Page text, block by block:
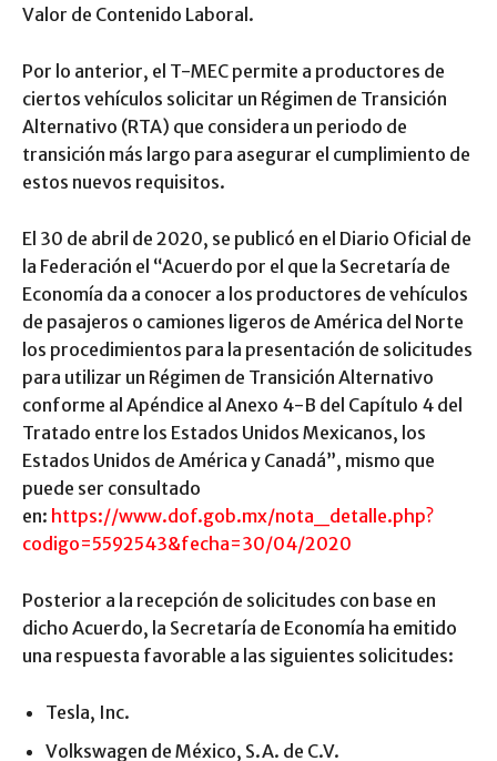
Valor de Contenido Laboral.
Por lo anterior, el T-MEC permite a productores de
ciertos vehículos solicitar un Régimen de Transición
Alternativo (RTA) que considera un periodo de
transición más largo para asegurar el cumplimiento de
estos nuevos requisitos.
El 30 de abril de 2020, se publicó en el Diario Oficial de
la Federación el “Acuerdo por el que la Secretaría de
Economía da a conocer a los productores de vehículos
de pasajeros o camiones ligeros de América del Norte
los procedimientos para la presentación de solicitudes
para utilizar un Régimen de Transición Alternativo
conforme al Apéndice al Anexo 4-B del Capítulo 4 del
Tratado entre los Estados Unidos Mexicanos, los
Estados Unidos de América y Canadá”, mismo que
puede ser consultado
en: https://www.dof.gob.mx/nota_detalle.php?
codigo=5592543&fecha=30/04/2020
Posterior a la recepción de solicitudes con base en
dicho Acuerdo, la Secretaría de Economía ha emitido
una respuesta favorable a las siguientes solicitudes:
Tesla, Inc.
Volkswagen de México, S.A. de C.V.